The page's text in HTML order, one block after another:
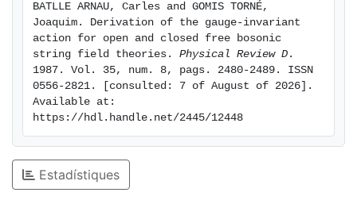
BATLLE ARNAU, Carles and GOMIS TORNÉ,
Joaquim. Derivation of the gauge-invariant
action for open and closed free bosonic
string field theories. Physical Review D .
1987. Vol. 35, num. 8, pags. 2480-2489. ISSN
0556-2821. [consulted: 7 of August of 2026].
Available at:
https://hdl.handle.net/2445/12448
Estadístiques